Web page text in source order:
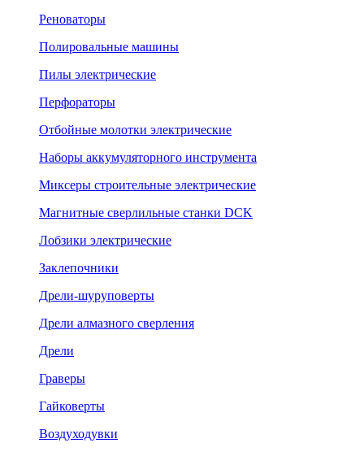
Реноваторы
Полировальные машины
Пилы электрические
Перфораторы
Отбойные молотки электрические
Наборы аккумуляторного инструмента
Миксеры строительные электрические
Магнитные сверлильные станки DCK
Лобзики электрические
Заклепочники
Дрели-шуруповерты
Дрели алмазного сверления
Дрели
Граверы
Гайковерты
Воздуходувки